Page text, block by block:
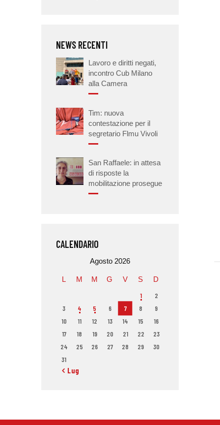
NEWS RECENTI
Lavoro e diritti negati,
incontro Cub Milano
alla Camera
Tim: nuova
contestazione per il
segretario Flmu Vivoli
San Raffaele: in attesa
di risposte la
mobilitazione prosegue
CALENDARIO
Agosto 2026
L M M G V S D
1
2
3
4 5 6 7 8
9
10
11 12 13 14 15
16
17
18 19 20 21 22
23
24
25 26 27 28 29
30
31
« Lug